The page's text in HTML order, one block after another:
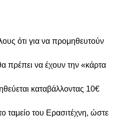
ότι για να προμηθευτούν
πρέπει να έχουν την «κάρτα
καταβάλλοντας 10€
ταμείο του Ερασιτέχνη, ώστε